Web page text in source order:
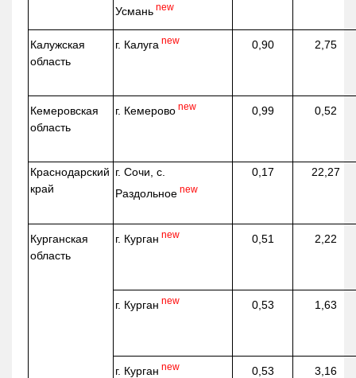
Усмань new
Калужская
область
г. Калуга new 0,90 2,75
Кемеровская
область
г. Кемерово new 0,99 0,52
Краснодарский
край
г. Сочи, с.
Раздольное new
0,17 22,27
Курганская
область
г. Курган new 0,51 2,22
г. Курган new 0,53 1,63
г. Курган new 0,53 3,16